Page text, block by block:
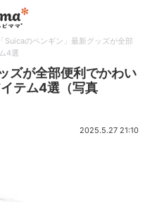
「Suicaのペンギン」最新グッズが全部
4選
ズが全部便利でかわい
テム4選（写真
2025.5.27 21:10